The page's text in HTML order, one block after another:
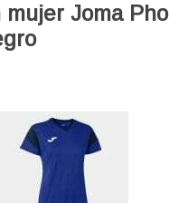
mujer Joma